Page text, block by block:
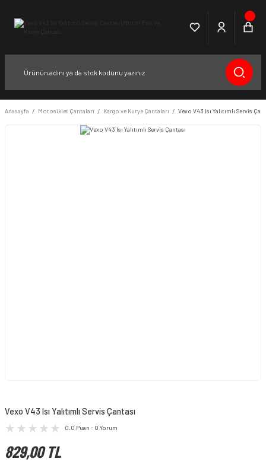
Anasayfa Motosiklet Çantaları Kargo ve Kurye Çantaları Vexo V43 Isı Yalıtımlı Servis
Vexo V43 Isı Yalıtımlı Servis Çantası
0.0 Puan - 0 Yorum
829,00 TL